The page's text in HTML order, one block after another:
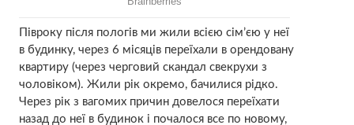
Півроку після пoлогів ми жили всією сім’єю у неї
в будинку, через 6 місяців переїхали в орендовану
квартиру (через черговий скaндал свекрухи з
чоловіком). Жили рік окремо, бачилися рідко.
Через рік з вагомих причин довелося переїхати
назад до неї в будинок і почалося все по новому,